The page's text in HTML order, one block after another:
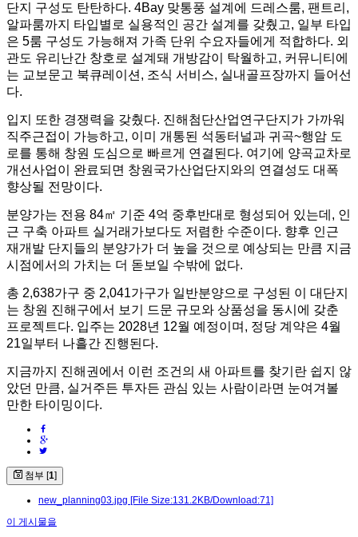
단지 구성도 탄탄하다. 4Bay 맞통풍 설계에 드레스룸, 팬트리,
알파룸까지 타입별로 실용적인 공간 설계를 갖췄고, 일부 타입
은 5룸 구성도 가능해져 가족 단위 수요자들에게 적합하다. 외
관도 유리난간 창호로 설계돼 개방감이 탁월하고, 커뮤니티에
는 교보문고 북큐레이션, 조식 서비스, 실내골프장까지 들어선
다.
입지 또한 경쟁력을 갖췄다. 진해첨단산업연구단지가 가까워
직주근접이 가능하고, 이미 개통된 석동터널과 귀곡~행암 도
로를 통해 창원 도심으로 빠르게 연결된다. 여기에 양곡교차로
개선사업이 완료되면 창원국가산업단지와의 연결성도 대폭
향상될 전망이다.
분양가는 전용 84㎡ 기준 4억 중후반대로 형성되어 있는데, 인
근 구축 아파트 실거래가보다도 저렴한 수준이다. 향후 인근
재개발 단지들의 분양가가 더 높을 것으로 예상되는 만큼 지금
시점에서의 가치는 더 돋보일 수밖에 없다.
총 2,638가구 중 2,041가구가 일반분양으로 구성된 이 대단지
는 창원 진해구에서 보기 드문 규모와 상품성을 동시에 갖춘
프로젝트다. 입주는 2028년 12월 예정이며, 정당 계약은 4월
21일부터 나흘간 진행된다.
지금까지 진해권에서 이런 조건의 새 아파트를 찾기란 쉽지 않
았던 만큼, 실거주든 투자든 관심 있는 사람이라면 눈여겨볼
만한 타이밍이다.
첨부 [1]
new_planning03.jpg [File Size:131.2KB/Download:71]
이 게시물을